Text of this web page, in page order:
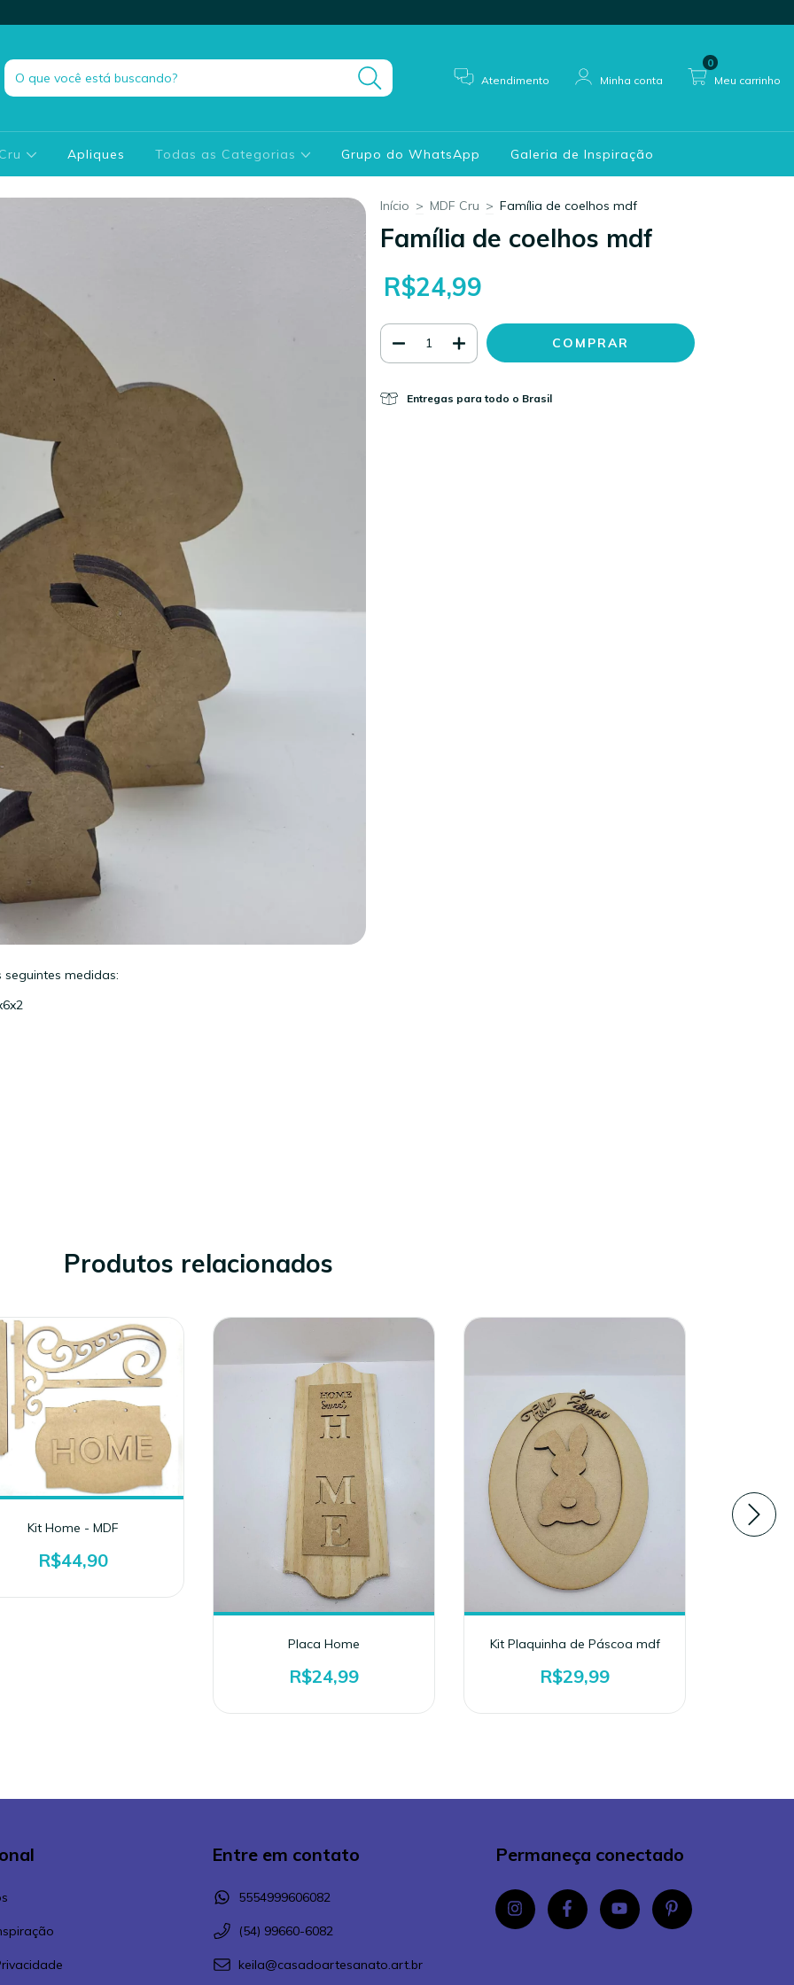
Atendimento Minha conta Meu carrinho
0
Apliques Todas as Categorias Grupo do WhatsApp Galeria de Inspiração
medidas:
Início > MDF Cru > Família de coelhos mdf
Família de coelhos mdf
R$24,99
Entregas para todo o Brasil
Produtos relacionados
Kit Home - MDF
R$44,90
Placa Home
R$24,99
Kit Plaquinha de Páscoa mdf
R$29,99
Entre em contato
5554999606082
(54) 99660-6082
keila@casadoartesanato.art.br
Permaneça conectado